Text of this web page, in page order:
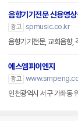
음향기기전문 신용영
광고 spmusic.co.kr
음향기기전문, 교회음향,
에스엠피이엔지
광고
인천광역시 서구 가좌동